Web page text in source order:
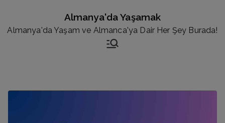
Almanya'da Yaşamak
Almanya'da Yaşam ve Almanca'ya Dair Her Şey Burada!